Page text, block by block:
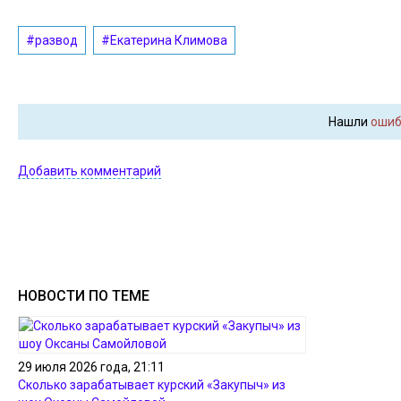
#развод #Екатерина Климова
Нашли
Добавить комментарий
НОВОСТИ ПО ТЕМЕ
29 июля 2026 года, 21:11
Сколько зарабатывает курский «Закупыч» из